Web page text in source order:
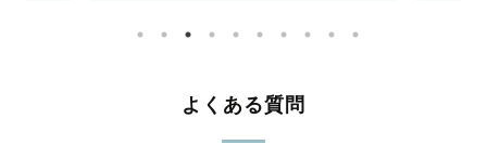
よくある質問